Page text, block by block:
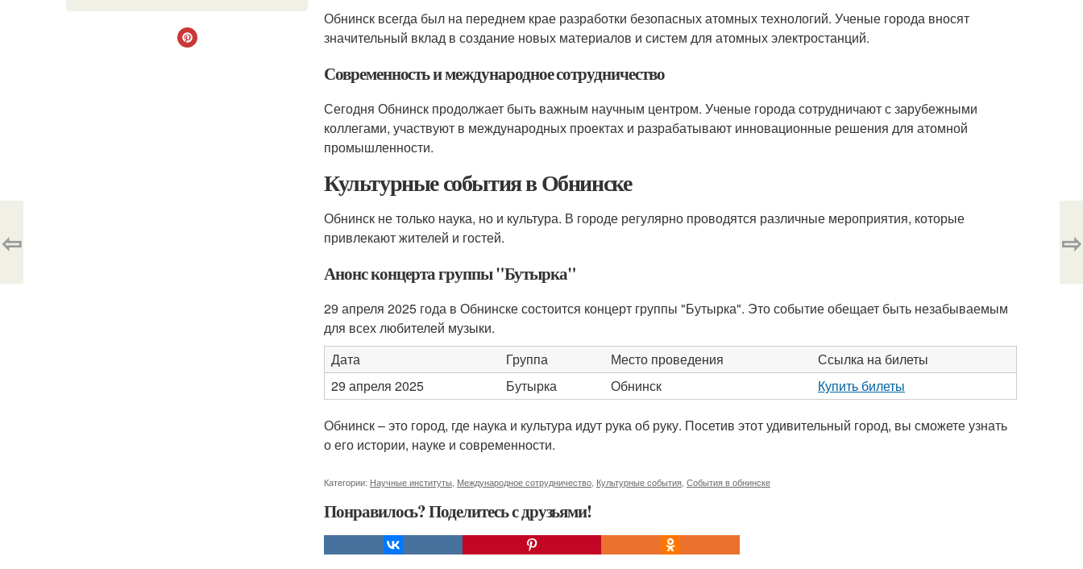
Обнинск всегда был на переднем крае разработки безопасных атомных технологий. Ученые города вносят
значительный вклад в создание новых материалов и систем для атомных электростанций.
Современность и международное сотрудничество
Сегодня Обнинск продолжает быть важным научным центром. Ученые города сотрудничают с зарубежными
коллегами, участвуют в международных проектах и разрабатывают инновационные решения для атомной
промышленности.
Культурные события в Обнинске
Обнинск не только наука, но и культура. В городе регулярно проводятся различные мероприятия, которые
привлекают жителей и гостей.
Анонс концерта группы "Бутырка"
29 апреля 2025 года в Обнинске состоится концерт группы "Бутырка". Это событие обещает быть незабываемым
для всех любителей музыки.
Дата
Группа Место проведения
Ссылка на билеты
29 апреля 2025
Бутырка Обнинск Купить билеты
Обнинск – это город, где наука и культура идут рука об руку. Посетив этот удивительный город, вы сможете узнать
о его истории, науке и современности.
Категории: Научные институты Международное сотрудничество Культурные события События в обнинске
Понравилось? Поделитесь с друзьями!
⇦ ⇨